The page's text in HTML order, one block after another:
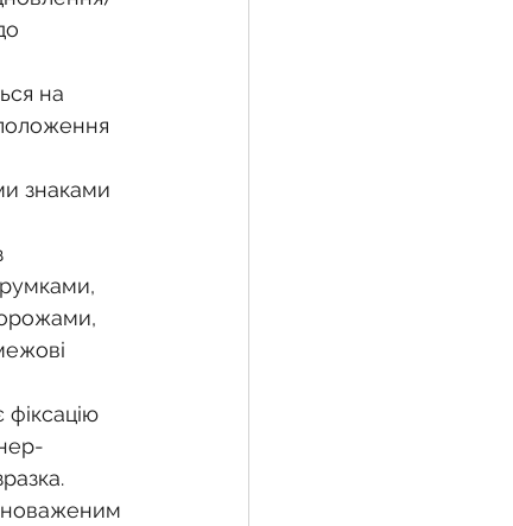
на
знаками